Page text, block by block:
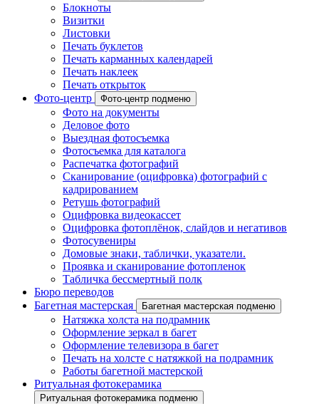
Блокноты
Визитки
Листовки
Печать буклетов
Печать карманных календарей
Печать наклеек
Печать открыток
Фото-центр
Фото-центр подменю
Фото на документы
Деловое фото
Выездная фотосъемка
Фотосъемка для каталога
Распечатка фотографий
Сканирование (оцифровка) фотографий с
кадрированием
Ретушь фотографий
Оцифровка видеокассет
Оцифровка фотоплёнок, слайдов и негативов
Фотосувениры
Домовые знаки, таблички, указатели.
Проявка и сканирование фотопленок
Табличка бессмертный полк
Бюро переводов
Багетная мастерская
Багетная мастерская подменю
Натяжка холста на подрамник
Оформление зеркал в багет
Оформление телевизора в багет
Печать на холсте с натяжкой на подрамник
Работы багетной мастерской
Ритуальная фотокерамика
Ритуальная фотокерамика подменю